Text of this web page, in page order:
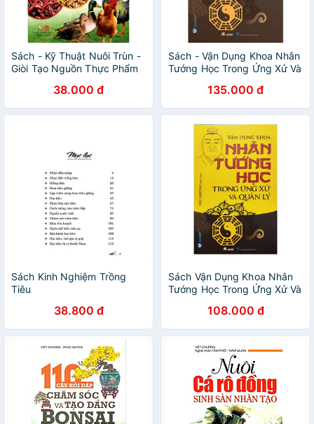
Sách - Kỹ Thuật Nuôi Trùn -
Giòi Tạo Nguồn Thực Phẩm
Súc (Tái Bản 2016)
38.000 đ
Sách - Vận Dụng Khoa Nhân
Tướng Học Trong Ứng Xử Và
135.000 đ
Sách Kinh Nghiệm Trồng
Tiêu
38.800 đ
Sách Vận Dụng Khoa Nhân
Tướng Học Trong Ứng Xử Và
108.000 đ